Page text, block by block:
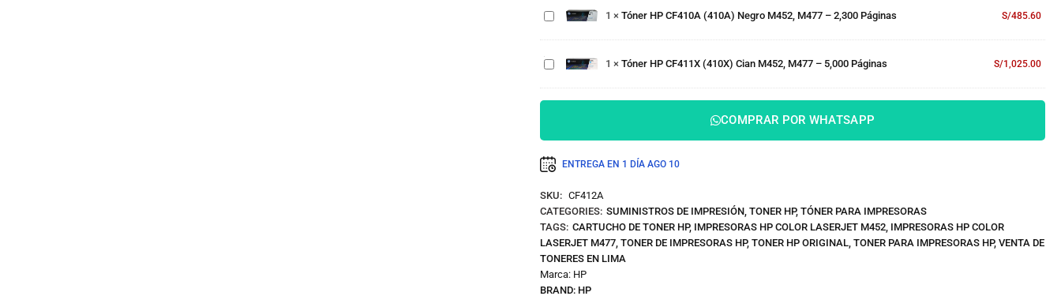
Páginas
Negro
M452,
M477 –
2,300
Páginas
1 × Tóner HP CF410A (410A) Negro M452, M477 – 2,300 Páginas S/485.60
HP
CF411X
(410X)
Cian
M452,
M477 –
5,000
1 × Tóner HP CF411X (410X) Cian M452, M477 – 5,000 Páginas S/1,025.00
COMPRAR POR WHATSAPP
ENTREGA EN 1 DÍA AGO 10
SKU: CF412A
CATEGORIES: SUMINISTROS DE IMPRESIÓN, TONER HP, TÓNER PARA IMPRESORAS
TAGS: CARTUCHO DE TONER HP, IMPRESORAS HP COLOR LASERJET M452, IMPRESORAS HP COLOR
LASERJET M477, TONER DE IMPRESORAS HP, TONER HP ORIGINAL, TONER PARA IMPRESORAS HP, VENTA DE
TONERES EN LIMA
Marca: HP
BRAND: HP